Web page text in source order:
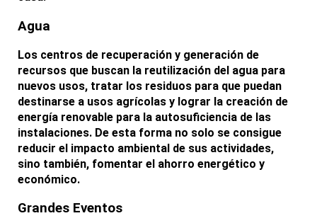
Agua
Los centros de recuperación y generación de
recursos que buscan la reutilización del agua para
nuevos usos, tratar los residuos para que puedan
destinarse a usos agrícolas y lograr la creación de
energía renovable para la autosuficiencia de las
instalaciones. De esta forma no solo se consigue
reducir el impacto ambiental de sus actividades,
sino también, fomentar el ahorro energético y
económico.
Grandes Eventos